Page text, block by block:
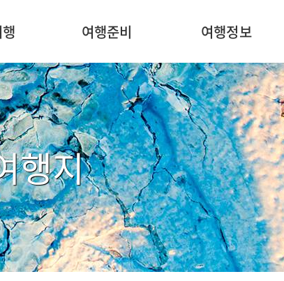
여행준비 여행정보
행지